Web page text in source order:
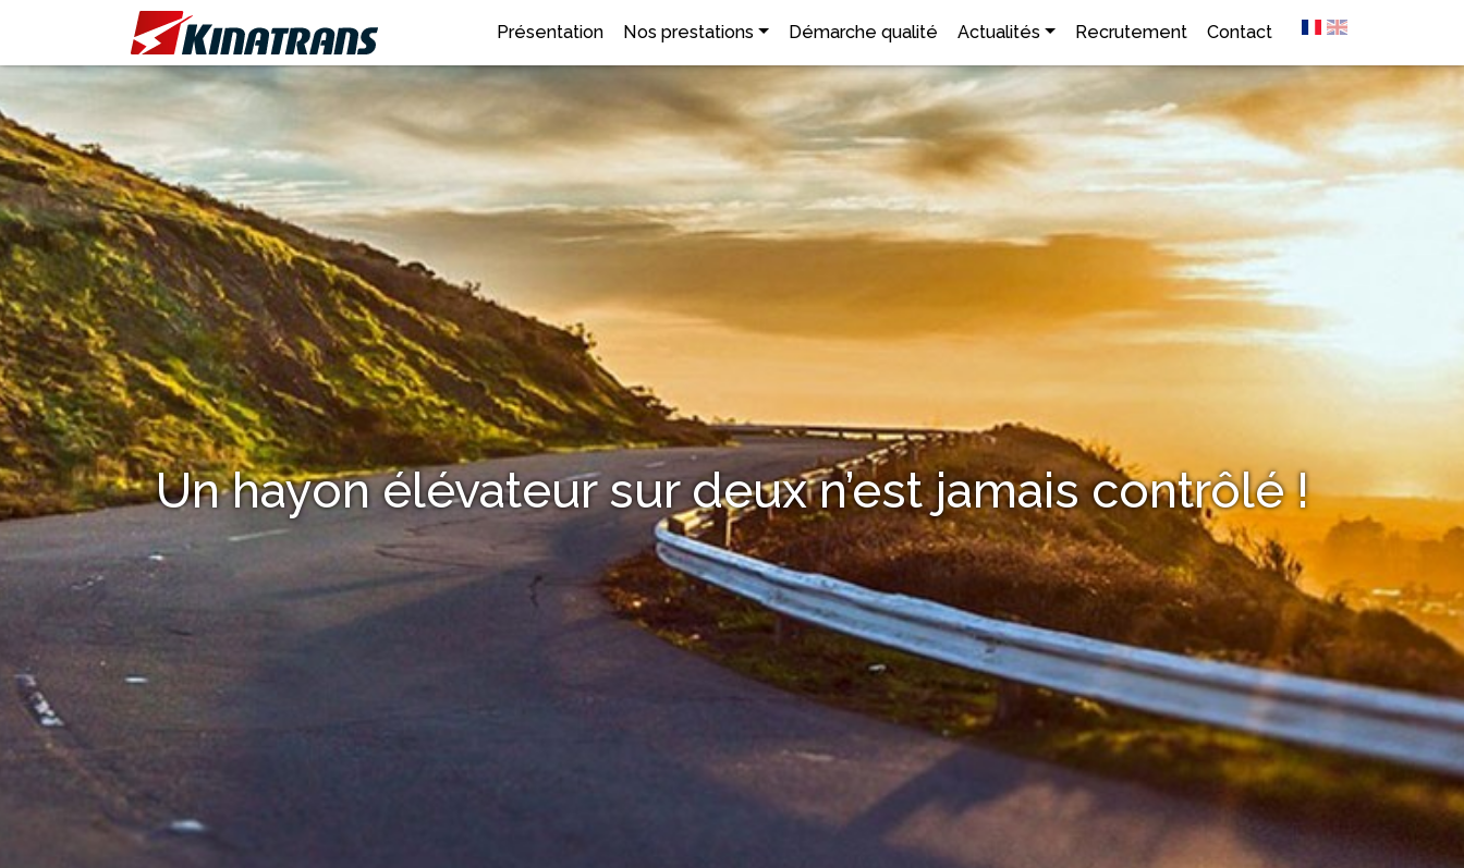
Présentation Nos prestations Démarche qualité Actualités Recrutement Contact
Un hayon élévateur sur deux n’est jamais contrôlé !